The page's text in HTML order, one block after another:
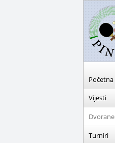
Početna
Vijesti
Dvorane
Turniri